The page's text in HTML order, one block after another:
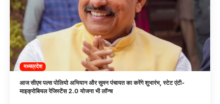
मध्यप्रदेश
आज सीएम पल्स पोलियो अभियान और सुमन पंचायत का करेंगे शुभारंभ, स्टेट एंटी-
माइक्रोबियल रेजिस्टेंस 2.0 योजना भी लॉन्च